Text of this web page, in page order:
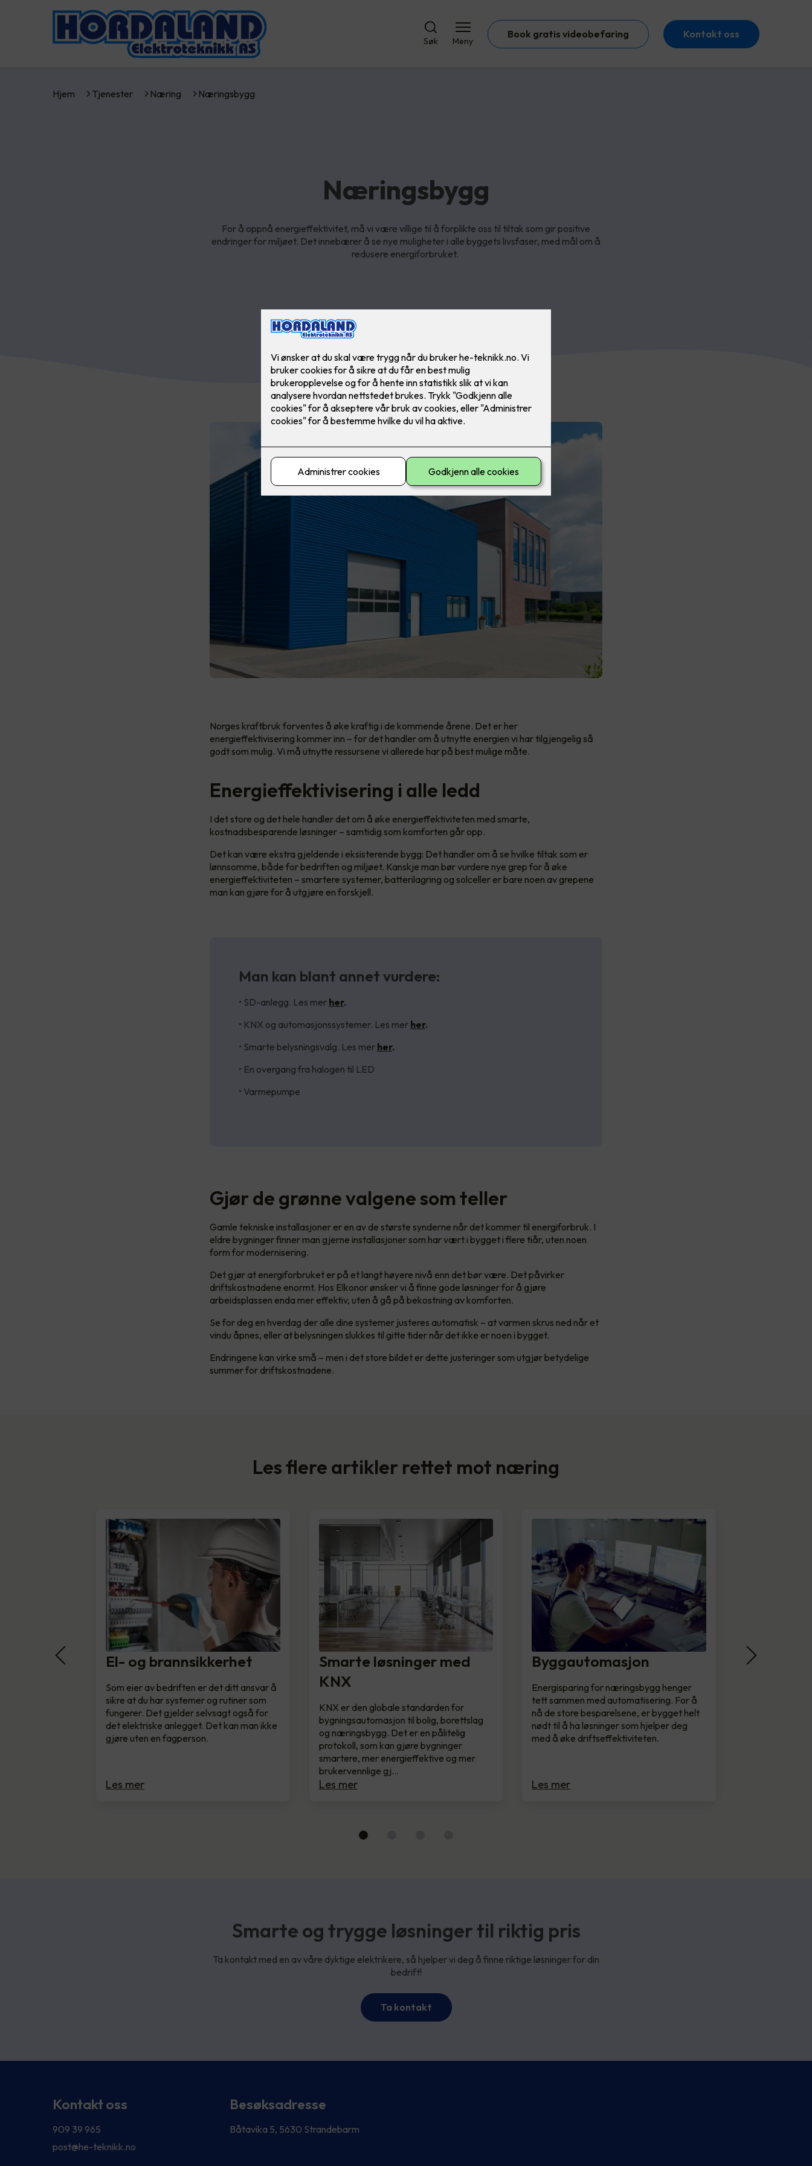
Søk Meny
Book gratis videobefaring Kontakt oss
Hjem Tjenester Næring Næringsbygg
Næringsbygg
For å oppnå energieffektivitet, må vi være villige til å forplikte oss til tiltak som gir positive
endringer for miljøet. Det innebærer å se nye muligheter i alle byggets livsfaser, med mål om å
redusere energiforbruket.
Norges kraftbruk forventes å øke kraftig i de kommende årene. Det er her
energieffektivisering kommer inn – for det handler om å utnytte energien vi har tilgjengelig så
godt som mulig. Vi må utnytte ressursene vi allerede har på best mulige måte.
Energieffektivisering i alle ledd
I det store og det hele handler det om å øke energieffektiviteten med smarte,
kostnadsbesparende løsninger – samtidig som komforten går opp.
Det kan være ekstra gjeldende i eksisterende bygg: Det handler om å se hvilke tiltak som er
lønnsomme, både for bedriften og miljøet. Kanskje man bør vurdere nye grep for å øke
energieffektiviteten – smartere systemer, batterilagring og solceller er bare noen av grepene
man kan gjøre for å utgjøre en forskjell.
Man kan blant annet vurdere:
• SD-anlegg. Les mer her.
• KNX og automasjonssystemer. Les mer her.
• Smarte belysningsvalg. Les mer her.
• En overgang fra halogen til LED
• Varmepumpe
Gjør de grønne valgene som teller
Gamle tekniske installasjoner er en av de største synderne når det kommer til energiforbruk. I
eldre bygninger finner man gjerne installasjoner som har vært i bygget i flere tiår, uten noen
form for modernisering.
Det gjør at energiforbruket er på et langt høyere nivå enn det bør være. Det påvirker
driftskostnadene enormt. Hos Elkonor ønsker vi å finne gode løsninger for å gjøre
arbeidsplassen enda mer effektiv, uten å gå på bekostning av komforten.
Se for deg en hverdag der alle dine systemer justeres automatisk – at varmen skrus ned når et
vindu åpnes, eller at belysningen slukkes til gitte tider når det ikke er noen i bygget.
Endringene kan virke små – men i det store bildet er dette justeringer som utgjør betydelige
summer for driftskostnadene.
Les flere artikler rettet mot næring
El- og brannsikkerhet
Som eier av bedriften er det ditt ansvar å
sikre at du har systemer og rutiner som
fungerer. Det gjelder selvsagt også for
det elektriske anlegget. Det kan man ikke
gjøre uten en fagperson.
Les mer
Smarte løsninger med
KNX
KNX er den globale standarden for
bygningsautomasjon til bolig, borettslag
og næringsbygg. Det er en pålitelig
protokoll, som kan gjøre bygninger
smartere, mer energieffektive og mer
brukervennlige gj…
Les mer
Byggautomasjon
Energisparing for næringsbygg henger
tett sammen med automatisering. For å
nå de store besparelsene, er bygget helt
nødt til å ha løsninger som hjelper deg
med å øke driftseffektiviteten.
Les mer
Smarte og trygge løsninger til riktig pris
Ta kontakt med en av våre dyktige elektrikere, så hjelper vi deg å finne riktige løsninger for din
bedrift!
Ta kontakt
Kontakt oss
909 39 965
post@he-teknikk.no
Besøksadresse
Båtavika 5, 5630 Strandebarm